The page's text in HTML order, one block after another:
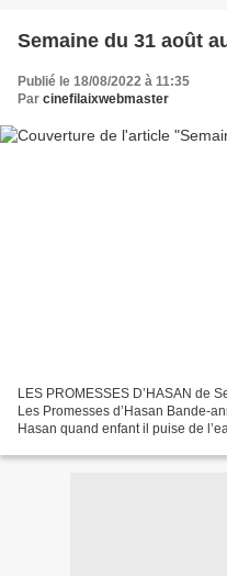
Semaine du 31 août
Publié le 18/08/2022 à 11:35
Par cinefilaixwebmaster
LES PROMESSES D’HASAN de
Les Promesses d’Hasan Bande-
Hasan quand enfant il puise de